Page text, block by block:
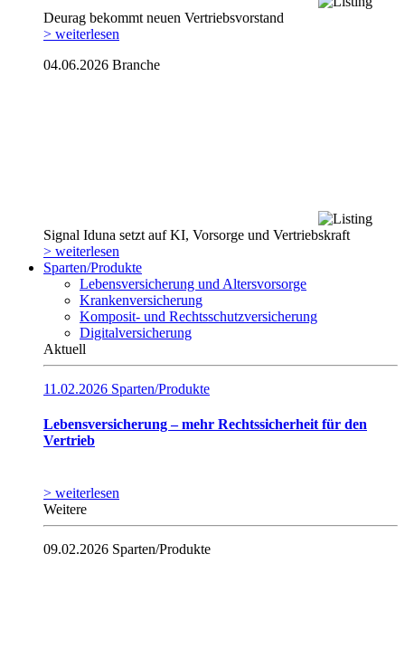
Deurag bekommt neuen Vertriebsvorstand
> weiterlesen
04.06.2026 Branche
Signal Iduna setzt auf KI, Vorsorge und Vertriebskraft
> weiterlesen
Sparten/Produkte
Lebensversicherung und Altersvorsorge
Krankenversicherung
Komposit- und Rechtsschutzversicherung
Digitalversicherung
Aktuell
11.02.2026 Sparten/Produkte
Lebensversicherung – mehr Rechtssicherheit für den
Vertrieb
> weiterlesen
Weitere
09.02.2026 Sparten/Produkte